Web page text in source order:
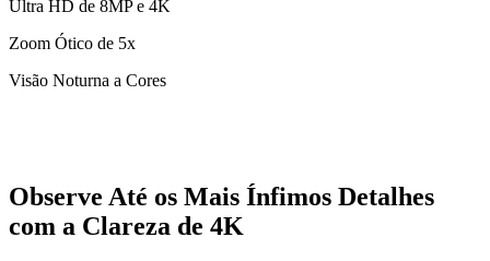
Ultra HD de 8MP e 4K
Zoom Ótico de 5x
Visão Noturna a Cores
Observe Até os Mais Ínfimos Detalhes
com a Clareza de 4K